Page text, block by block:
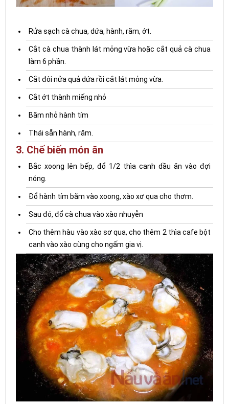
Rửa sạch cà chua, dứa, hành, răm, ớt.
Cắt cà chua thành lát mỏng vừa hoặc cắt quả cà chua
làm 6 phần.
Cắt đôi nửa quả dứa rồi cắt lát mỏng vừa.
Cắt ớt thành miếng nhỏ
Băm nhỏ hành tím
Thái sẵn hành, răm.
3. Chế biến món ăn
Bắc xoong lên bếp, đổ 1/2 thìa canh dầu ăn vào đợi
nóng.
Đổ hành tím băm vào xoong, xào xơ qua cho thơm.
Sau đó, đổ cà chua vào xào nhuyễn
Cho thêm hàu vào xào sơ qua, cho thêm 2 thìa cafe bột
canh vào xào cùng cho ngấm gia vị.